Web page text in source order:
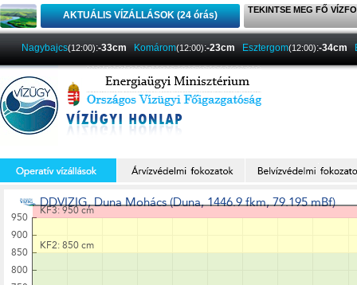
AKTUÁLIS VÍZÁLLÁSOK (24 órás) TEKINTSE MEG FŐ
Nagybajcs(12:00):-33cm Komárom(12:00):-23cm Esztergom(12:00):-34cm